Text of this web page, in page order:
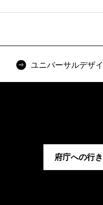
ユニバーサルデザ
府庁への行